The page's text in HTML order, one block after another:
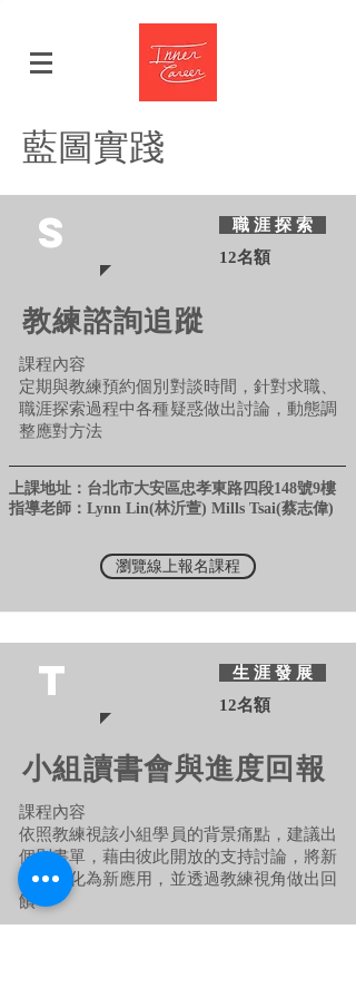
藍圖實踐
S
教練諮詢追蹤
課程內容
定期與教練預約個別對談時間，針對求職、
職涯探索過程中各種疑惑做出討論，動態調
整應對方法
瀏覽線上報名課程
上課地址：台北市大安區忠孝東路四段148號9樓
指導老師：Lynn Lin(林沂萱) Mills Tsai(蔡志偉)
職 涯 探 索
12名額
T
小組讀書會與進度回報
課程內容
依照教練視該小組學員的背景痛點，建議出
個別書單，藉由彼此開放的支持討論，將新
知識轉化為新應用，並透過教練視角做出回
饋
生 涯 發 展
12名額